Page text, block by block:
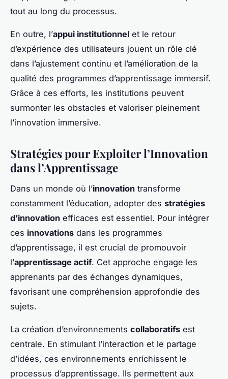
tout au long du processus.
En outre, l’appui institutionnel et le retour
d’expérience des utilisateurs jouent un rôle clé
dans l’ajustement continu et l’amélioration de la
qualité des programmes d’apprentissage immersif.
Grâce à ces efforts, les institutions peuvent
surmonter les obstacles et valoriser pleinement
l’innovation immersive.
Stratégies pour Exploiter l’Innovation
dans l’Apprentissage
Dans un monde où l’innovation transforme
constamment l’éducation, adopter des stratégies
d’innovation efficaces est essentiel. Pour intégrer
ces innovations dans les programmes
d’apprentissage, il est crucial de promouvoir
l’apprentissage actif. Cet approche engage les
apprenants par des échanges dynamiques,
favorisant une compréhension approfondie des
sujets.
La création d’environnements collaboratifs est
centrale. En stimulant l’interaction et le partage
d’idées, ces environnements enrichissent le
processus d’apprentissage. Ils permettent aux